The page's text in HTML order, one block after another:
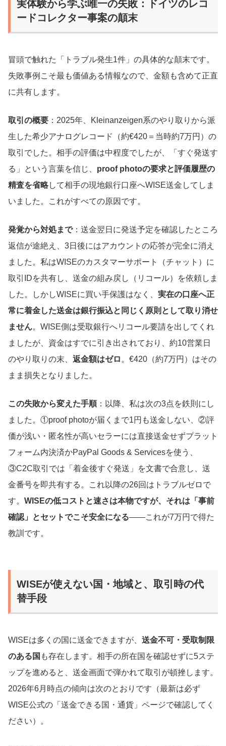
実体験から学ぶ唯一の失敗：ドイツのレコ
ードコレクター事案の顛末
冒頭で触れた「トラブル発生1件」の具体的な顛末です。
失敗事例こそ最も価値ある情報なので、金額も含めて正直
に共有します。
取引の概要 ：2025年、Kleinanzeigen系のやり取りから派
生した希少アナログレコード（約€420＝当時約7万円）の
取引でした。相手の評価は中程度でしたが、「すぐ発送す
る」という言葉を信じ、 proof photoの要求と評価履歴の
精査を省略して相手の現地銀行口座へWISE送金してしま
いました。これがすべての原因です。
発覚から対処まで：送金翌日に発送予定を確認したところ
返信が途絶え、3日後にはアカウントの応答が完全に消え
ました。私はWISEのカスタマーサポート（チャット）に
取引IDを共有し、送金の組み戻し（リコール）を依頼しま
した。しかしWISEに買い手保護はなく、 実在の口座へ正
常に着金した送金は銀行振込と同じく原則として取り消せ
ません。WISE側は受取銀行へリコール要請を出してくれ
ましたが、資金はすでに引き出されており、約10営業日
のやり取りの末、 返金額はゼロ 。€420（約7万円）はその
まま損失となりました。
この失敗から変えた手順：以降、私は次の3点を鉄則にし
ました。①proof photoが届くまで1円も送金しない、②評
価が浅い・匿名性が高いセラーには直接送金せずプラット
フォーム内決済かPayPal Goods & Servicesを使う、
③C2C取引では「着金後すぐ発送」を文書で合意し、送
金番号を即共有する。これ以降の26回はトラブルゼロで
す。 WISEの低コストと速さは本物ですが、それは「事前
確認」とセットでこそ安全になる——これが7万円で得た
教訓です。
WISEが使えない国・地域と、取引時の代
替手段
WISEは多くの国に送金できますが、 送金不可・受取制限
のある国 も存在します。相手の所在国を確認せずに5ステ
ップを進めると、送金画面で弾かれて取引が頓挫します。
2026年6月時点の傾向は次のとおりです（最新は必ず
WISE公式の「送金できる国・通貨」ページで確認してく
ださい）。